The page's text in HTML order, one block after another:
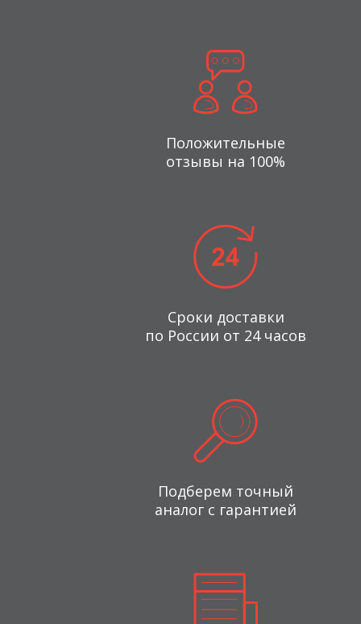
Положительные
отзывы на 100%
Сроки доставки
по России от 24 часов
Подберем точный
аналог с гарантией